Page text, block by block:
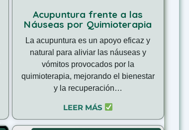
Acupuntura frente a las
Náuseas por Quimioterapia
La acupuntura es un apoyo eficaz y
natural para aliviar las náuseas y
vómitos provocados por la
quimioterapia, mejorando el bienestar
y la recuperación…
LEER MÁS